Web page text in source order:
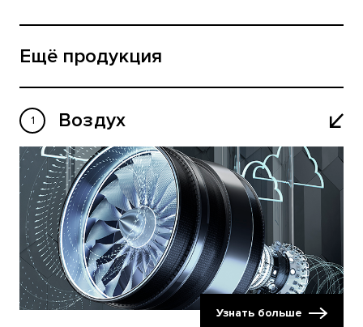
Ещё продукция
Воздух
Узнать больше